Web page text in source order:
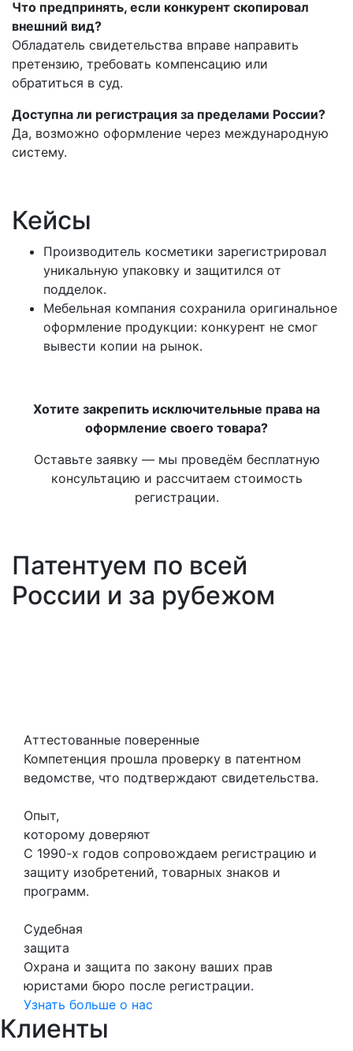
Что предпринять, если конкурент скопировал
внешний вид?
Обладатель свидетельства вправе направить
претензию, требовать компенсацию или
обратиться в суд.
Доступна ли регистрация за пределами России?
Да, возможно оформление через международную
систему.
Кейсы
Производитель косметики зарегистрировал
уникальную упаковку и защитился от
подделок.
Мебельная компания сохранила оригинальное
оформление продукции: конкурент не смог
вывести копии на рынок.
Хотите закрепить исключительные права на
оформление своего товара?
Оставьте заявку — мы проведём бесплатную
консультацию и рассчитаем стоимость
регистрации.
Патентуем по всей
России и за рубежом
Аттестованные поверенные
Компетенция прошла проверку в патентном
ведомстве, что подтверждают свидетельства.
Опыт,
которому доверяют
С 1990-х годов сопровождаем регистрацию и
защиту изобретений, товарных знаков и
программ.
Судебная
защита
Охрана и защита по закону ваших прав
юристами бюро после регистрации.
Узнать больше о нас
Клиенты